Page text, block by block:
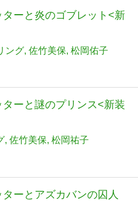
ーと炎のゴブレット<新
ング 佐竹美保 松岡佑子
ーと謎のプリンス<新装
佐竹美保 松岡祐子
ーとアズカバンの囚人